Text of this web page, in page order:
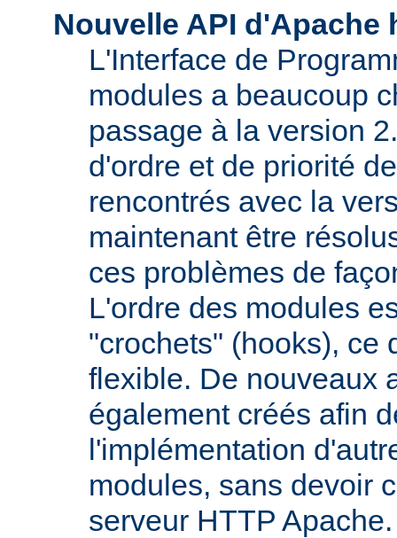
Nouvelle API d'Apache
L'Interface de
modules a beaucoup
passage à la version
d'ordre et de priorité
rencontrés avec la
maintenant être
ces problèmes de
L'ordre des modules
"crochets" (hooks), ce
flexible. De nouveaux
également créés afin
l'implémentation
modules, sans devoir
serveur HTTP Apache.